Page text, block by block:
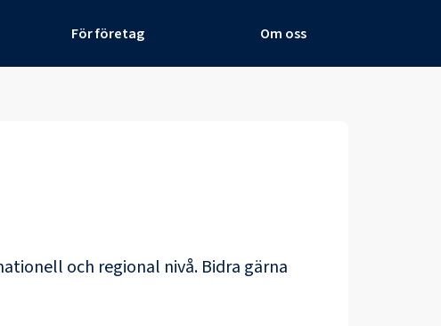
För företag Om oss
och regional nivå. Bidra gärna